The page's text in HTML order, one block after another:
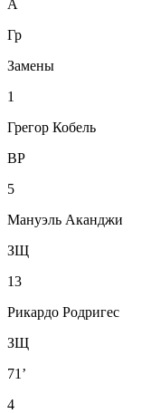
А
Гр
Замены
1
Грегор Кобель
ВР
5
Мануэль Аканджи
ЗЩ
13
Рикардо Родригес
ЗЩ
71’
4